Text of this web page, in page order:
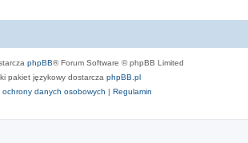
phpBB® Forum Software © phpBB Limited
pakiet językowy dostarcza phpBB.pl
ochrony danych osobowych | Regulamin